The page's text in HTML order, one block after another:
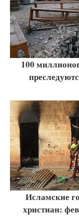
100
Исламские
христиан: